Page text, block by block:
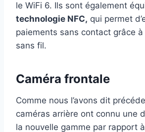
le WiFi 6. Ils sont également
technologie NFC, qui permet
paiements sans contact grâce
sans fil.
Caméra frontale
Comme nous l’avons dit
caméras arrière ont connu une
la nouvelle gamme par rapport